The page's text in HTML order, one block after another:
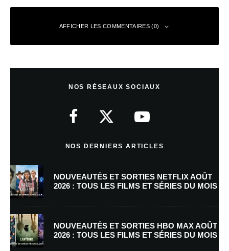
AFFICHER LES COMMENTAIRES (0)
Nom
NOS RÉSEAUX SOCIAUX
NOS DERNIERS ARTICLES
NOUVEAUTÉS ET SORTIES NETFLIX AOÛT
2026 : TOUS LES FILMS ET SÉRIES DU MOIS
NOUVEAUTÉS ET SORTIES HBO MAX AOÛT
2026 : TOUS LES FILMS ET SÉRIES DU MOIS